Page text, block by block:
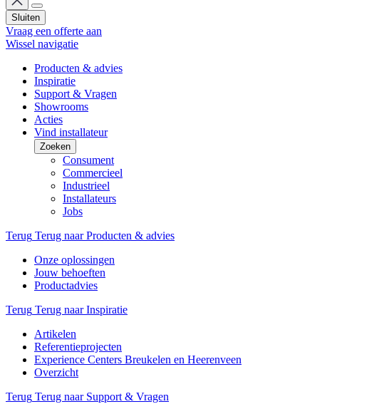
Sluiten
Vraag een offerte aan
Wissel navigatie
Producten & advies
Inspiratie
Support & Vragen
Showrooms
Acties
Vind installateur
Zoeken
Consument
Commercieel
Industrieel
Installateurs
Jobs
Terug Terug naar Producten & advies
Onze oplossingen
Jouw behoeften
Productadvies
Terug Terug naar Inspiratie
Artikelen
Referentieprojecten
Experience Centers Breukelen en Heerenveen
Overzicht
Terug Terug naar Support & Vragen